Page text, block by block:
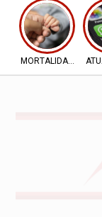
MORTALIDADE